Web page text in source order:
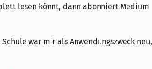
lesen könnt, dann abonniert Medium
war mir als Anwendungszweck neu,